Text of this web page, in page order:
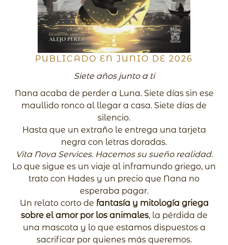
PUBLICADO EN JUNIO DE 2026
Siete años junto a ti
Nana acaba de perder a Luna. Siete días sin ese
maullido ronco al llegar a casa. Siete días de
silencio.
Hasta que un extraño le entrega una tarjeta
negra con letras doradas.
Vita Nova Services. Hacemos su sueño realidad.
Lo que sigue es un viaje al inframundo griego, un
trato con Hades y un precio que Nana no
esperaba pagar.
Un relato corto de fantasía y mitología griega
sobre el amor por los animales, la pérdida de
una mascota y lo que estamos dispuestos a
sacrificar por quienes más queremos.